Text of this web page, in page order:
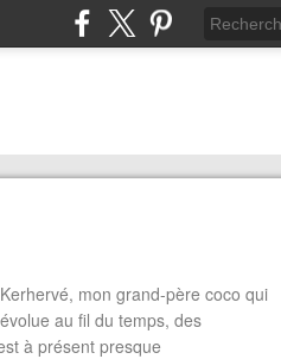
mon grand-père coco qui
au fil du temps, des
à présent presque